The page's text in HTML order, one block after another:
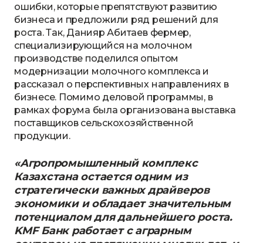
ошибки, которые препятствуют развитию
бизнеса и предложили ряд решений для
роста. Так, Данияр Абитаев фермер,
специализирующийся на молочном
производстве поделился опытом
модернизации молочного комплекса и
рассказал о перспективных направлениях в
бизнесе. Помимо деловой программы, в
рамках форума была организована выставка
поставщиков сельскохозяйственной
продукции.
«Агропромышленный комплекс
Казахстана остается одним из
стратегически важных драйверов
экономики и обладает значительным
потенциалом для дальнейшего роста.
KMF Банк работает с аграрным